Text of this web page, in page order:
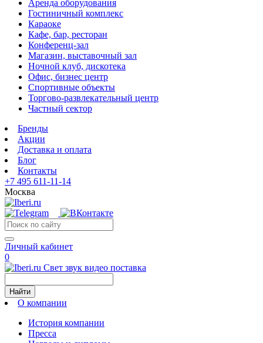
Аренда оборудования
Гостиничный комплекс
Караоке
Кафе, бар, ресторан
Конференц-зал
Магазин, выставочный зал
Ночной клуб, дискотека
Офис, бизнес центр
Спортивные объекты
Торгово-развлекательный центр
Частный сектор
Бренды
Акции
Доставка и оплата
Блог
Контакты
+7 495 611-11-14
Москва
Личный кабинет
0
Свет звук видео поставка
Найти
О компании
История компании
Пресса